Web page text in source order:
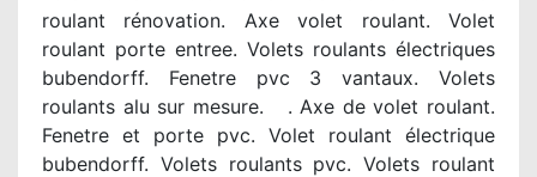
roulant rénovation. Axe volet roulant. Volet
roulant porte entree. Volets roulants électriques
bubendorff. Fenetre pvc 3 vantaux. Volets
roulants alu sur mesure. . Axe de volet roulant.
Fenetre et porte pvc. Volet roulant électrique
bubendorff. Volets roulants pvc. Volets roulant